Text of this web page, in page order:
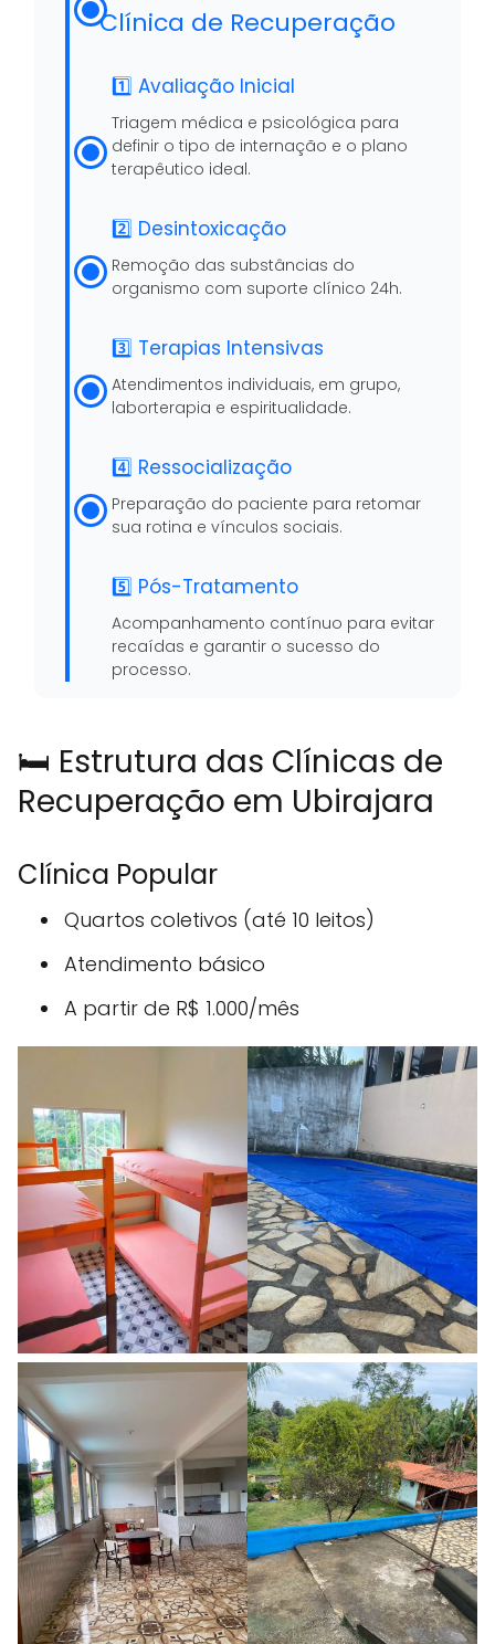
Clínica de Recuperação
1️⃣ Avaliação Inicial
Triagem médica e psicológica para
definir o tipo de internação e o plano
terapêutico ideal.
2️⃣ Desintoxicação
Remoção das substâncias do
organismo com suporte clínico 24h.
3️⃣ Terapias Intensivas
Atendimentos individuais, em grupo,
laborterapia e espiritualidade.
4️⃣ Ressocialização
Preparação do paciente para retomar
sua rotina e vínculos sociais.
5️⃣ Pós-Tratamento
Acompanhamento contínuo para evitar
recaídas e garantir o sucesso do
processo.
🛏️ Estrutura das Clínicas de
Recuperação em Ubirajara
Clínica Popular
Quartos coletivos (até 10 leitos)
Atendimento básico
A partir de R$ 1.000/mês